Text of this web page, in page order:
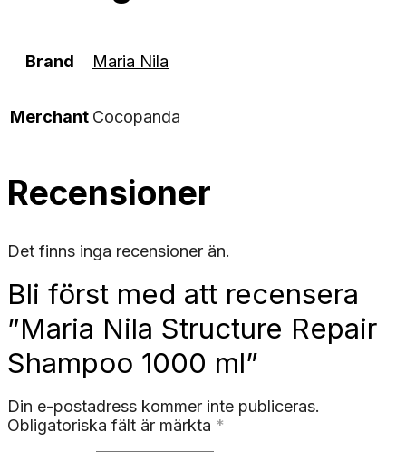
Brand Maria Nila
Merchant Cocopanda
Recensioner
Det finns inga recensioner än.
Bli först med att recensera
”Maria Nila Structure Repair
Shampoo 1000 ml”
Din e-postadress kommer inte publiceras.
Obligatoriska fält är märkta *